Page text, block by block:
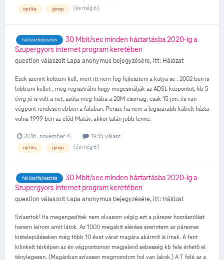
optika ginop (és még 6 )
hálózatfejlesztés
30 Mbit/sec minden háztartásba 2020-ig a
Szupergyors internet program keretében
question válaszolt Lapaanonymus bejegyzésére, itt: Hálózat
Ezek szerint költözni kell, mert itt nem fog fejleszteni a kutya se . 2002 ben is
lobbizni kellet , meg regisztrálni hogy megcsinálják az ADSL központot, kb 5
évig jó is volt a net, azóta meg hiába a 20M csomag, csak 15 jön. és van
végpont rendesen ebben a faluban. Persze ha nem a legszarabb kábelt húzta
volna 1999 ben az előd Matáv, akkor talán jobb lenne.
2016. november 4. 1935 válasz
optika ginop (és még 6 )
hálózatfejlesztés
30 Mbit/sec minden háztartásba 2020-ig a
Szupergyors internet program keretében
question válaszolt Lapaanonymus bejegyzésére, itt: Hálózat
Sziasztok! Ha megengeditek nem olvasom végig ezt a párezer hozzászólást
hanem leírom amit látok. Az 1000 megabit elérése szerintem az párezres
kistelepüléseken még több 10 évet várat magára akármit is írnak. A fent
kilinkelt térképen az én végpontomon megjelenő sebesség kb fele érhető el
ténylegesen. (Magánban szívesen megmondom hol van lakok.) A T felé az a